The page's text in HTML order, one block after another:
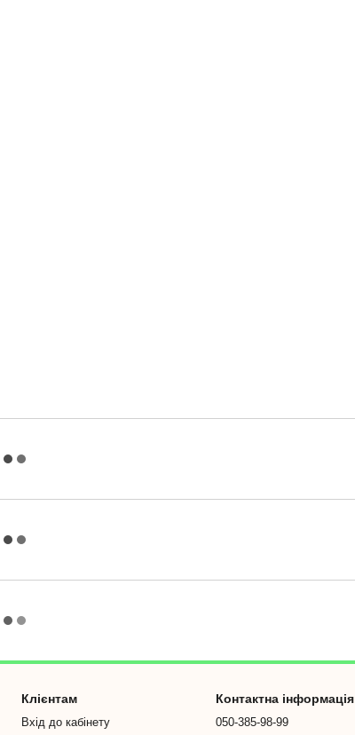
Клієнтам
Вхід до кабінету
Контактна інформація
050-385-98-99